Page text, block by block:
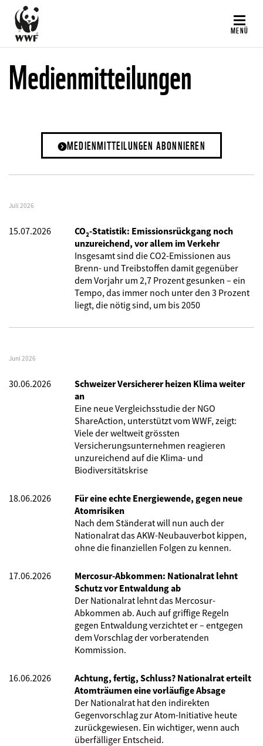
Direkt
zum
Inhalt
MENÜ
Medienmitteilungen
MEDIENMITTEILUNGEN ABONNIEREN
Juli 2026
15.07.2026
CO₂-Statistik: Emissionsrückgang noch
unzureichend, vor allem im Verkehr
Insgesamt sind die CO2-Emissionen aus
Brenn- und Treibstoffen damit gegenüber
dem Vorjahr um 2,7 Prozent gesunken – ein
Tempo, das immer noch unter den 3 Prozent
liegt, die nötig sind, um bis 2050
Juni 2026
30.06.2026
Schweizer Versicherer heizen Klima weiter
an
Eine neue Vergleichsstudie der NGO
ShareAction, unterstützt vom WWF, zeigt:
Viele der weltweit grössten
Versicherungsunternehmen reagieren
unzureichend auf die Klima- und
Biodiversitätskrise
18.06.2026
Für eine echte Energiewende, gegen neue
Atomrisiken
Nach dem Ständerat will nun auch der
Nationalrat das AKW-Neubauverbot kippen,
ohne die finanziellen Folgen zu kennen.
17.06.2026
Mercosur-Abkommen: Nationalrat lehnt
Schutz vor Entwaldung ab
Der Nationalrat lehnt das Mercosur-
Abkommen ab. Auch auf griffige Regeln
gegen Entwaldung verzichtet er – entgegen
dem Vorschlag der vorberatenden
Kommission.
16.06.2026
Achtung, fertig, Schluss? Nationalrat erteilt
Atomträumen eine vorläufige Absage
Der Nationalrat hat den indirekten
Gegenvorschlag zur Atom-Initiative heute
zurückgewiesen. Ein wichtiger, wenn auch
überfälliger Entscheid.